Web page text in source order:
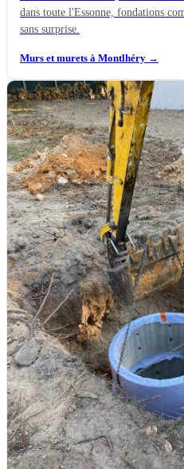
dans toute l'Essonne, fondations
sans surprise.
Murs et murets à Montlhéry →